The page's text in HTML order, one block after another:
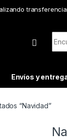
Envíos y
“Navidad”